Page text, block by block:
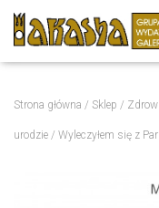
Strona główna / Sklep /
urodzie / Wyleczyłem się z